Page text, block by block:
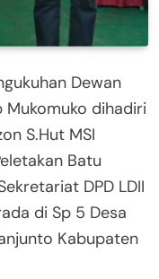
Dewan
Mukomuko dihadiri
S.Hut MSI
Batu
DPD LDII
di Sp 5 Desa
Kabupaten